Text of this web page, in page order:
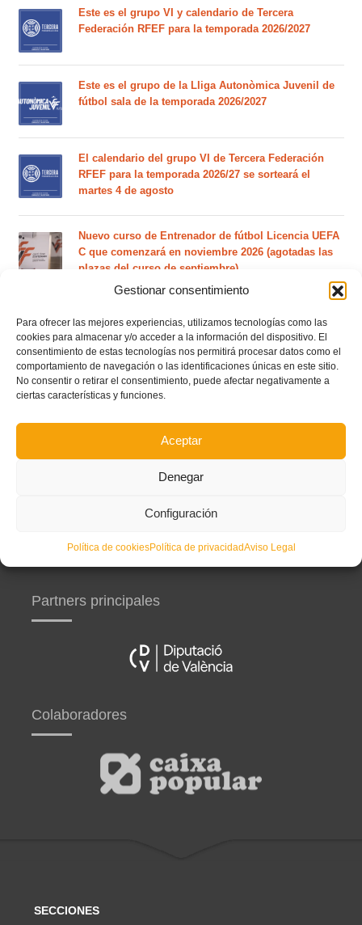
Gestionar consentimiento
Para ofrecer las mejores experiencias, utilizamos tecnologías como las
cookies para almacenar y/o acceder a la información del dispositivo. El
consentimiento de estas tecnologías nos permitirá procesar datos como el
comportamiento de navegación o las identificaciones únicas en este sitio.
No consentir o retirar el consentimiento, puede afectar negativamente a
ciertas características y funciones.
Aceptar
Denegar
Configuración
Política de cookiesPolítica de privacidadAviso Legal
Este es el grupo VI y calendario de Tercera
Federación RFEF para la temporada 2026/2027
Este es el grupo de la Lliga Autonòmica Juvenil de
fútbol sala de la temporada 2026/2027
El calendario del grupo VI de Tercera Federación
RFEF para la temporada 2026/27 se sorteará el
martes 4 de agosto
Nuevo curso de Entrenador de fútbol Licencia UEFA
C que comenzará en noviembre 2026 (agotadas las
plazas del curso de septiembre)
territoriales de fútbol sala 2026-2027
Curso de entrenador de fútbol UEFA B en Valencia,
Castellón y Alicante (comienzo el 20 de septiembre)
Curso de entrenador de fútbol UEFA A en Valencia,
Partners principales
Colaboradores
SECCIONES